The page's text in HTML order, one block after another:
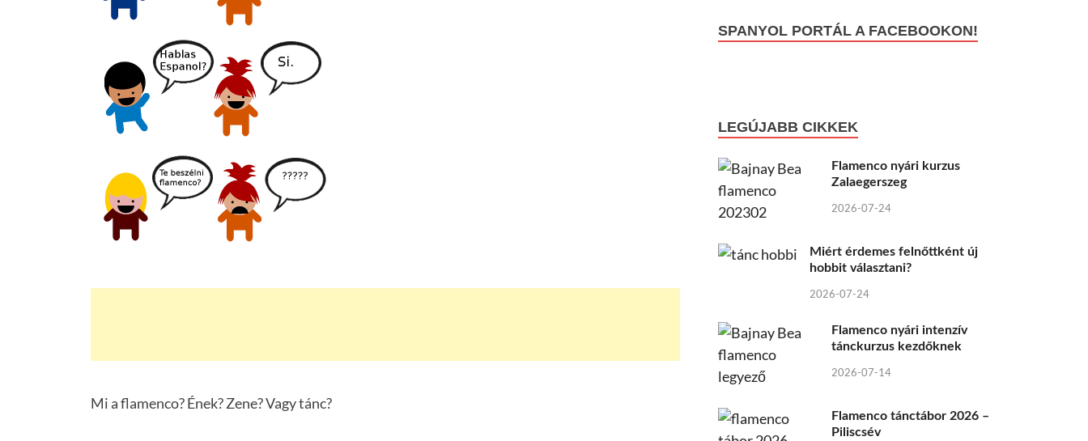
Mi a flamenco? Ének? Zene? Vagy tánc?
SPANYOL PORTÁL A FACEBOOKON!
LEGÚJABB CIKKEK
Flamenco nyári kurzus
Zalaegerszeg
2026-07-24
Miért érdemes felnőttként új
hobbit választani?
2026-07-24
Flamenco nyári intenzív
tánckurzus kezdőknek
2026-07-14
Flamenco tánctábor 2026 –
Piliscsév